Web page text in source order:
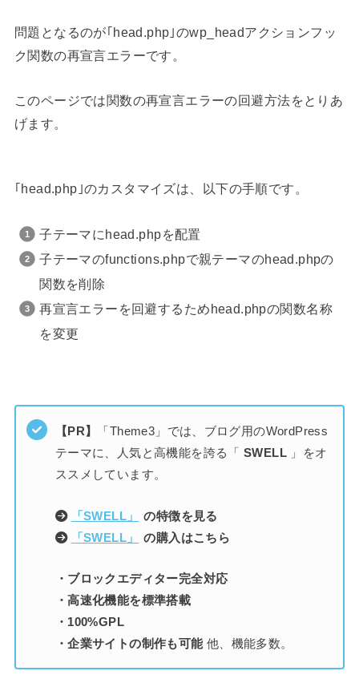
問題となるのが｢head.php｣のwp_headアクションフッ
ク関数の再宣言エラーです。
このページでは関数の再宣言エラーの回避方法をとりあ
げます。
｢head.php｣のカスタマイズは、以下の手順です。
子テーマにhead.phpを配置
子テーマのfunctions.phpで親テーマのhead.phpの
関数を削除
再宣言エラーを回避するためhead.phpの関数名称
を変更
【PR】
「Theme3」では、ブログ用のWordPress
テーマに、人気と高機能を誇る「SWELL 」をオ
ススメしています。
「SWELL」
の特徴を見る
「SWELL」
の購入はこちら
・ブロックエディター完全対応
・高速化機能を標準搭載
・100%GPL
・企業サイトの制作も可能他、機能多数。